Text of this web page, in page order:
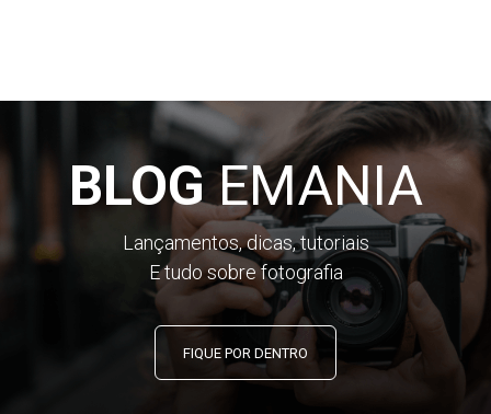
BLOGEMANIA
Lançamentos, dicas, tutoriais
E tudo sobre fotografia
FIQUE POR DENTRO